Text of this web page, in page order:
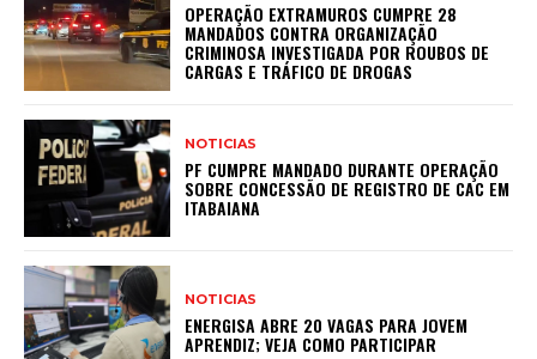
OPERAÇÃO EXTRAMUROS CUMPRE 28
MANDADOS CONTRA ORGANIZAÇÃO
CRIMINOSA INVESTIGADA POR ROUBOS DE
CARGAS E TRÁFICO DE DROGAS
NOTICIAS
PF CUMPRE MANDADO DURANTE OPERAÇÃO
SOBRE CONCESSÃO DE REGISTRO DE CAC EM
ITABAIANA
NOTICIAS
ENERGISA ABRE 20 VAGAS PARA JOVEM
APRENDIZ; VEJA COMO PARTICIPAR